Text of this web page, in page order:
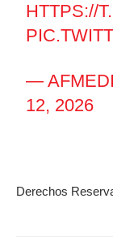
HTTPS://
—
12, 2026
Derechos